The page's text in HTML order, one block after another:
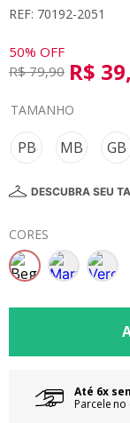
REF: 70192-2051
50% OFF
R$ 79,90 R$ 39,
TAMANHO
PB MB GB
DESCUBRA SEU
CORES
Até 6x
Parcele
8º
calça
9º
10º colorittá